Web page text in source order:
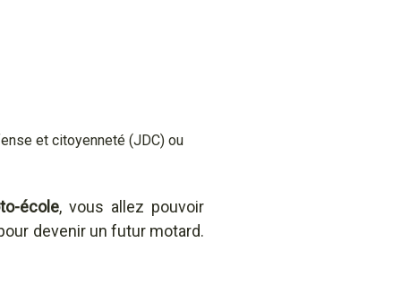
et citoyenneté (JDC) ou
école, vous allez pouvoir
devenir un futur motard.